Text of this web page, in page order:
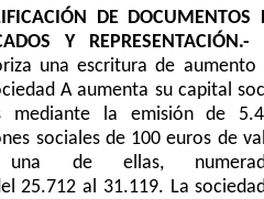
DE DOCUMENTOS
Y REPRESENTACIÓN.-
una escritura de aumento
A aumenta su capital
mediante la emisión de
sociales de 100 euros de
de ellas,
25.712 al 31.119. La